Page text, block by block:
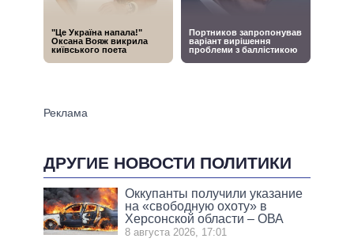
ДРУГИЕ НОВОСТИ ПОЛИТИКИ
Оккупанты получили указание
на «свободную охоту» в
Херсонской области – ОВА
8 августа 2026, 17:01